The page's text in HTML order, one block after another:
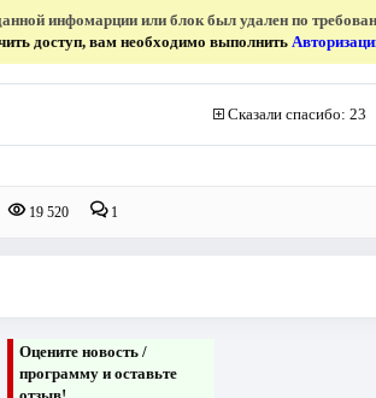
инфомарции или блок был удален по
доступ, вам необходимо выполнить
Сказали спасибо: 23
19 520 1
Оцените новость /
программу и оставьте